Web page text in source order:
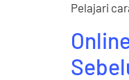
Pelajari